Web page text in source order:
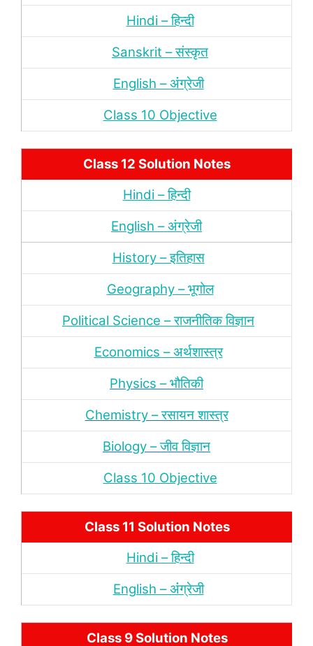
Hindi – हिन्‍दी
Sanskrit – संस्‍कृत
English – अंंग्रेजी
Class 10 Objective
Class 12 Solution Notes
Hindi – हिन्‍दी
English – अंग्रेजी
History – इतिहास
Geography – भूगोल
Political Science – राजनीतिक विज्ञान
Economics – अर्थशास्‍त्र
Physics – भौतिकी
Chemistry – रसायन शास्‍त्र
Biology – जीव विज्ञान
Class 10 Objective
Class 11 Solution Notes
Hindi – हिन्‍दी
English – अंंग्रेजी
Class 9 Solution Notes